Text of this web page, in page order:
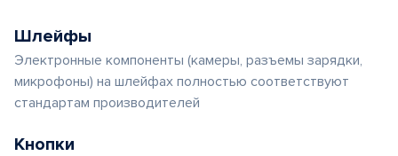
Шлейфы
Электронные компоненты (камеры, разъемы зарядки,
микрофоны) на шлейфах полностью соответствуют
стандартам производителей
Кнопки